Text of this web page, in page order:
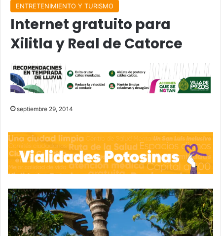
ENTRETENIMIENTO Y TURISMO
Internet gratuito para
Xilitla y Real de Catorce
septiembre 29, 2014